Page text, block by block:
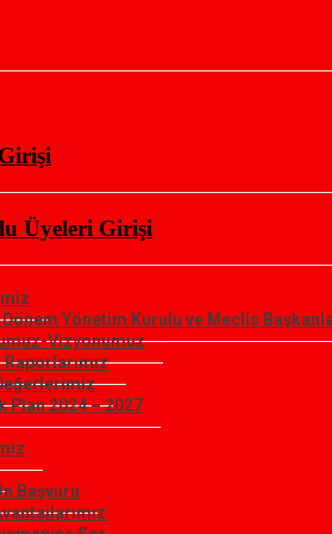
Üyeleri Girişi
Yönetim Kurulu ve Meclis
Vizyonumuz
Plan 2024 – 2027
Başvuru